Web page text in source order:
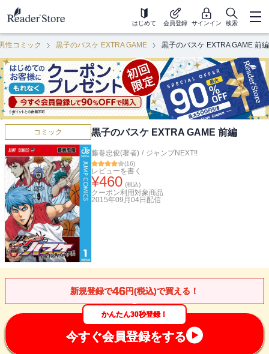
はじめて 会員登録 サインイン 検索
性コミック 黒子のバスケ EXTRA GAME 黒子のバスケ EXTRA GAME 前編
コミック 黒子のバスケ EXTRA GAME 前編
藤巻忠俊(著者) / ジャンプNEXT!!
(16)
レビューを書く
¥460 (税込)
クーポン利用対象商品
2015年09月04日 配信
新規登録で46円(税込)で買える！
かんたん30秒登録！
今すぐ会員登録をする